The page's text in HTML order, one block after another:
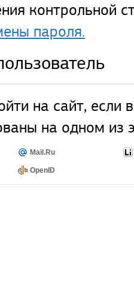
контрольной
пароля.
на сайт, если
на одном из
Mail.Ru
OpenID